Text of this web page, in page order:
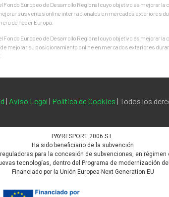
Fondo Europeo de Desarrollo Regional cuyo objetivo es mejorar
sus ventas online internacionales en mercados exteriores
de hacer Europa.
Fondo Europeo de Desarrollo Regional cuyo objetivo es mejorar
mejorar su posicionamiento online en mercados exteriores
| Aviso Legal | Política de Cookies | Todos los
PAYRESPORT 2006 S.L.
Ha sido beneficiario de la subvención
para la concesión de subvenciones, en
tecnologías, dentro del Programa de modernización
Financiado por la Unión Europea-Next Generation EU